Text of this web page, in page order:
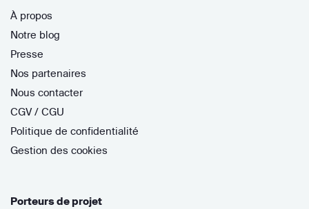
À propos
Notre blog
Presse
Nos partenaires
Nous contacter
CGV / CGU
Politique de confidentialité
Gestion des cookies
Porteurs de projet